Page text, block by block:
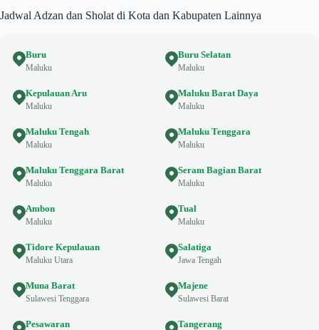
Jadwal Adzan dan Sholat di Kota dan Kabupaten Lainnya
Buru
Maluku
Buru Selatan
Maluku
Kepulauan Aru
Maluku
Maluku Barat Daya
Maluku
Maluku Tengah
Maluku
Maluku Tenggara
Maluku
Maluku Tenggara Barat
Maluku
Seram Bagian Barat
Maluku
Ambon
Maluku
Tual
Maluku
Tidore Kepulauan
Maluku Utara
Salatiga
Jawa Tengah
Muna Barat
Sulawesi Tenggara
Majene
Sulawesi Barat
Pesawaran Tangerang